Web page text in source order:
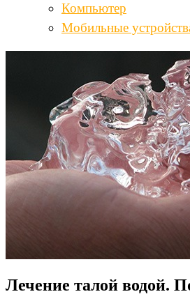
Компьютер
Мобильные
Лечение талой водой.